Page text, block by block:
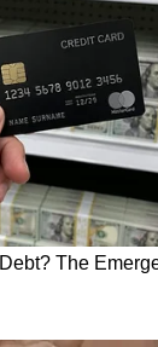
ఫైనాన్స్
బడ్జెట్
60,000
కొనుగోలు